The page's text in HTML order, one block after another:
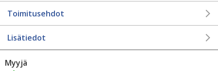
Toimitusehdot
Lisätiedot
Myyjä